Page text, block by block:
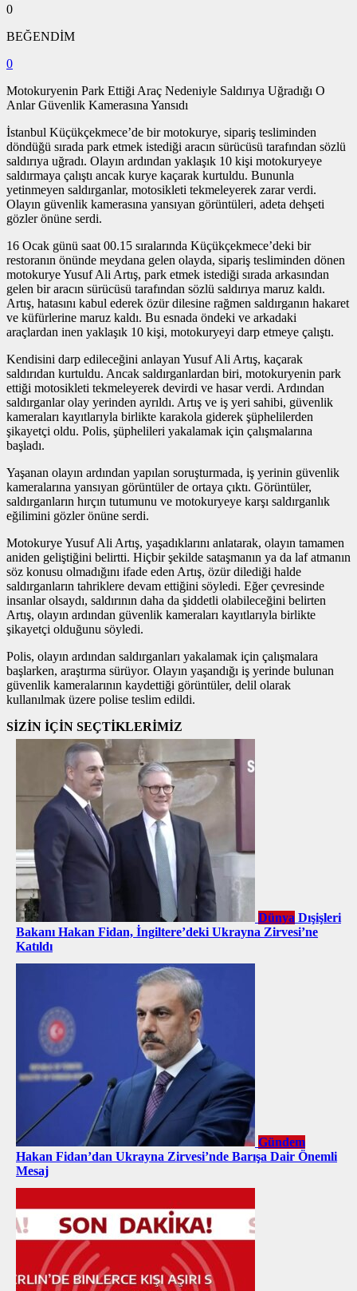
0
BEĞENDİM
0
Motokuryenin Park Ettiği Araç Nedeniyle Saldırıya Uğradığı O
Anlar Güvenlik Kamerasına Yansıdı
İstanbul Küçükçekmece’de bir motokurye, sipariş tesliminden
döndüğü sırada park etmek istediği aracın sürücüsü tarafından sözlü
saldırıya uğradı. Olayın ardından yaklaşık 10 kişi motokuryeye
saldırmaya çalıştı ancak kurye kaçarak kurtuldu. Bununla
yetinmeyen saldırganlar, motosikleti tekmeleyerek zarar verdi.
Olayın güvenlik kamerasına yansıyan görüntüleri, adeta dehşeti
gözler önüne serdi.
16 Ocak günü saat 00.15 sıralarında Küçükçekmece’deki bir
restoranın önünde meydana gelen olayda, sipariş tesliminden dönen
motokurye Yusuf Ali Artış, park etmek istediği sırada arkasından
gelen bir aracın sürücüsü tarafından sözlü saldırıya maruz kaldı.
Artış, hatasını kabul ederek özür dilesine rağmen saldırganın hakaret
ve küfürlerine maruz kaldı. Bu esnada öndeki ve arkadaki
araçlardan inen yaklaşık 10 kişi, motokuryeyi darp etmeye çalıştı.
Kendisini darp edileceğini anlayan Yusuf Ali Artış, kaçarak
saldırıdan kurtuldu. Ancak saldırganlardan biri, motokuryenin park
ettiği motosikleti tekmeleyerek devirdi ve hasar verdi. Ardından
saldırganlar olay yerinden ayrıldı. Artış ve iş yeri sahibi, güvenlik
kameraları kayıtlarıyla birlikte karakola giderek şüphelilerden
şikayetçi oldu. Polis, şüphelileri yakalamak için çalışmalarına
başladı.
Yaşanan olayın ardından yapılan soruşturmada, iş yerinin güvenlik
kameralarına yansıyan görüntüler de ortaya çıktı. Görüntüler,
saldırganların hırçın tutumunu ve motokuryeye karşı saldırganlık
eğilimini gözler önüne serdi.
Motokurye Yusuf Ali Artış, yaşadıklarını anlatarak, olayın tamamen
aniden geliştiğini belirtti. Hiçbir şekilde sataşmanın ya da laf atmanın
söz konusu olmadığını ifade eden Artış, özür dilediği halde
saldırganların tahriklere devam ettiğini söyledi. Eğer çevresinde
insanlar olsaydı, saldırının daha da şiddetli olabileceğini belirten
Artış, olayın ardından güvenlik kameraları kayıtlarıyla birlikte
şikayetçi olduğunu söyledi.
Polis, olayın ardından saldırganları yakalamak için çalışmalara
başlarken, araştırma sürüyor. Olayın yaşandığı iş yerinde bulunan
güvenlik kameralarının kaydettiği görüntüler, delil olarak
kullanılmak üzere polise teslim edildi.
SİZİN İÇİN SEÇTİKLERİMİZ
Dünya Dışişleri
Bakanı Hakan Fidan, İngiltere’deki Ukrayna Zirvesi’ne
Katıldı
Gündem
Hakan Fidan’dan Ukrayna Zirvesi’nde Barışa Dair Önemli
Mesaj